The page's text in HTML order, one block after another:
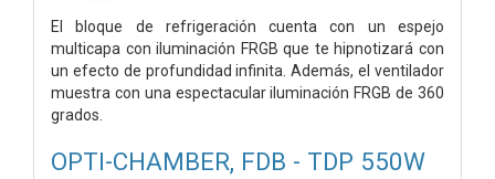
El bloque de refrigeración cuenta con un espejo
multicapa con iluminación FRGB que te hipnotizará con
un efecto de profundidad infinita. Además, el ventilador
muestra con una espectacular iluminación FRGB de 360
grados.
OPTI-CHAMBER, FDB - TDP 550W